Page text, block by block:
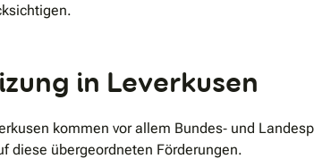
in Leverkusen
kommen vor allem Bundes‐ und
diese übergeordneten Förderungen.